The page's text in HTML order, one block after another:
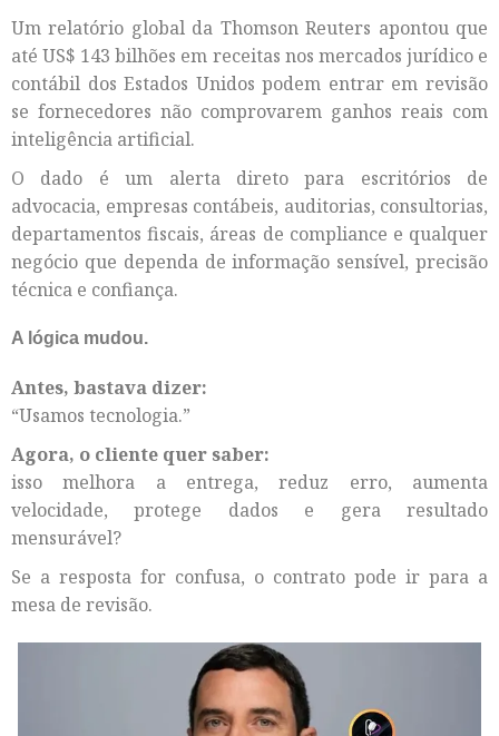
Um relatório global da Thomson Reuters apontou que
até US$ 143 bilhões em receitas nos mercados jurídico e
contábil dos Estados Unidos podem entrar em revisão
se fornecedores não comprovarem ganhos reais com
inteligência artificial.
O dado é um alerta direto para escritórios de
advocacia, empresas contábeis, auditorias, consultorias,
departamentos fiscais, áreas de compliance e qualquer
negócio que dependa de informação sensível, precisão
técnica e confiança.
A lógica mudou.
Antes, bastava dizer:
“Usamos tecnologia.”
Agora, o cliente quer saber:
isso melhora a entrega, reduz erro, aumenta
velocidade, protege dados e gera resultado
mensurável?
Se a resposta for confusa, o contrato pode ir para a
mesa de revisão.